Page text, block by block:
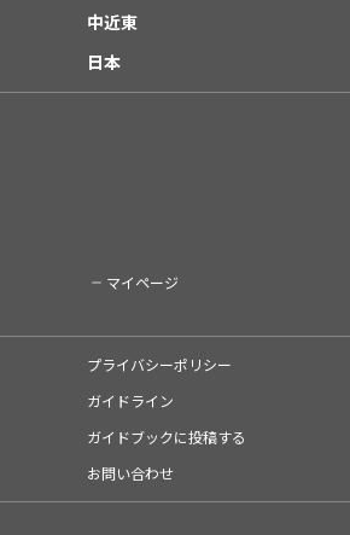
中近東
日本
マイページ
プライバシーポリシー
ガイドライン
ガイドブックに投稿する
お問い合わせ